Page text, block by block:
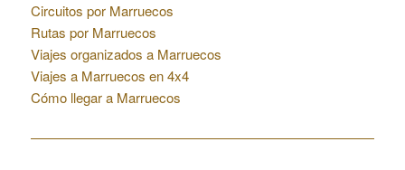
Circuitos por Marruecos
Rutas por Marruecos
Viajes organizados a Marruecos
Viajes a Marruecos en 4x4
Cómo llegar a Marruecos